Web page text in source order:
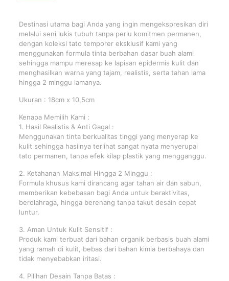
Destinasi utama bagi Anda yang ingin mengekspresikan diri
melalui seni lukis tubuh tanpa perlu komitmen permanen,
dengan koleksi tato temporer eksklusif kami yang
menggunakan formula tinta berbahan dasar buah alami
sehingga mampu meresap ke lapisan epidermis kulit dan
menghasilkan warna yang tajam, realistis, serta tahan lama
hingga 2 minggu lamanya.
Ukuran : 18cm x 10,5cm
Kenapa Memilih Kami :
1. Hasil Realistis & Anti Gagal :
Menggunakan tinta berkualitas tinggi yang menyerap ke
kulit sehingga hasilnya terlihat sangat nyata menyerupai
tato permanen, tanpa efek kilap plastik yang mengganggu.
2. Ketahanan Maksimal Hingga 2 Minggu :
Formula khusus kami dirancang agar tahan air dan sabun,
memberikan kebebasan bagi Anda untuk beraktivitas,
berolahraga, hingga berenang tanpa takut desain cepat
luntur.
3. Aman Untuk Kulit Sensitif :
Produk kami terbuat dari bahan organik berbasis buah alami
yang ramah di kulit, bebas dari bahan kimia berbahaya dan
tidak menyebabkan iritasi.
4. Pilihan Desain Tanpa Batas :